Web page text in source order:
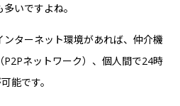
いですよね。
ンターネット環境があれば、仲介機
ネットワーク）、個人間で24時
能です。